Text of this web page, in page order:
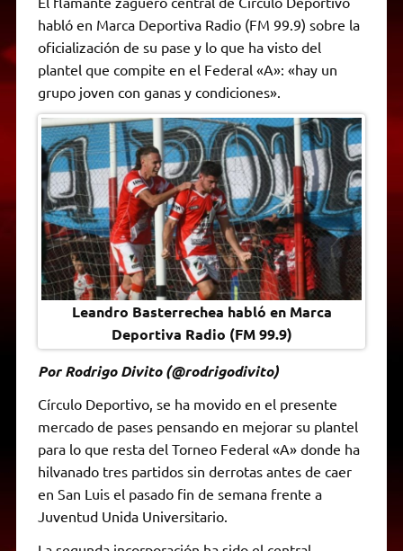
t
s
A
p
p
e
g
r
a
m
t
t
e
r
e
b
o
k
s
e
g
e
r
y
L
n
k
i
l
n
t
F
r
i
n
d
l
y
habló en Marca Deportiva Radio (FM 99.9) sobre la
oficialización de su pase y lo que ha visto del
plantel que compite en el Federal «A»: «hay un
grupo joven con ganas y condiciones».
Leandro Basterrechea habló en Marca
Deportiva Radio (FM 99.9)
Por Rodrigo Divito (@rodrigodivito)
Círculo Deportivo, se ha movido en el presente
mercado de pases pensando en mejorar su plantel
para lo que resta del Torneo Federal «A» donde ha
hilvanado tres partidos sin derrotas antes de caer
en San Luis el pasado fin de semana frente a
Juventud Unida Universitario.